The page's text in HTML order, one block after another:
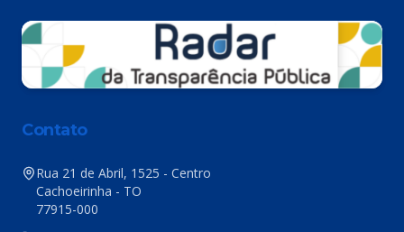
Contato
Rua 21 de Abril, 1525 - Centro
Cachoeirinha - TO
77915-000